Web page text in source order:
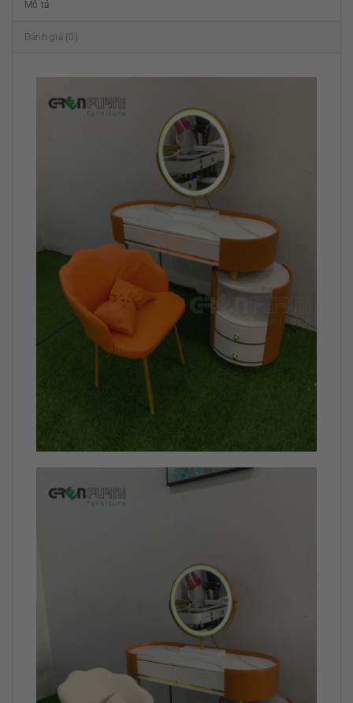
Mô tả
Đánh giá (0)